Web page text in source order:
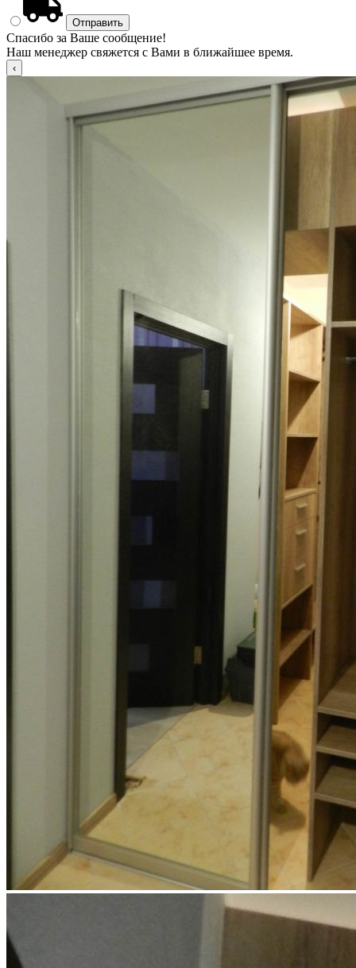
Спасибо за Ваше сообщение!
Наш менеджер свяжется с Вами в ближайшее время.